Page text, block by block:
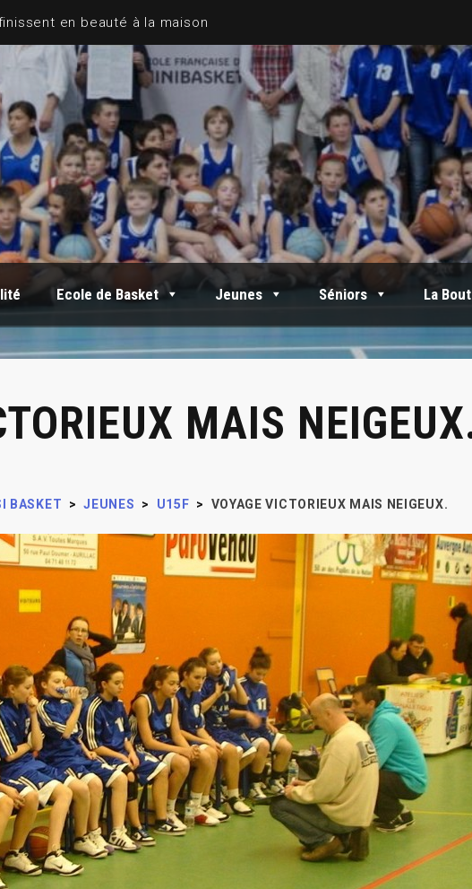
Ecole de Basket Jeunes Séniors La
MAIS
BASKET > JEUNES > U15F > VOYAGE VICTORIEUX MAIS NEIGEUX.